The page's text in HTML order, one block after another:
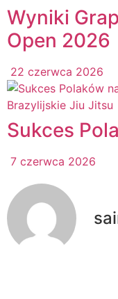
Wyniki
Open 2026
22 czerwca 2026
Brazylijskie Jiu Jitsu
Sukces
7 czerwca 2026